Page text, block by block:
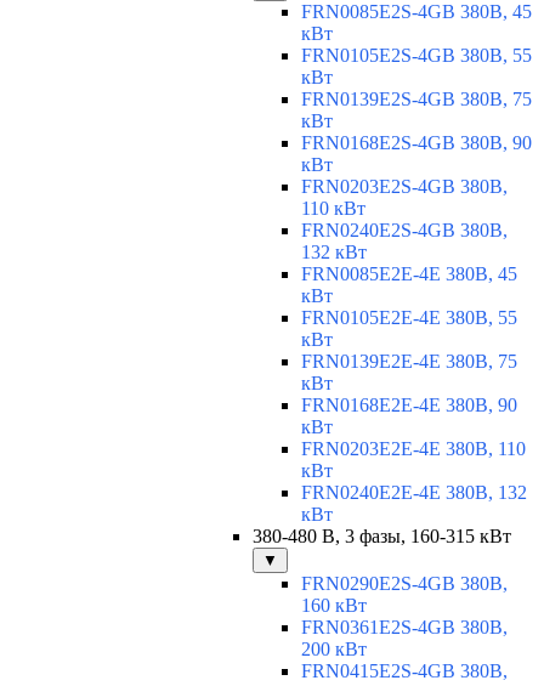
FRN0085E2S-4GB 380В, 45
кВт
FRN0105E2S-4GB 380В, 55
кВт
FRN0139E2S-4GB 380В, 75
кВт
FRN0168E2S-4GB 380В, 90
кВт
FRN0203E2S-4GB 380В,
110 кВт
FRN0240E2S-4GB 380В,
132 кВт
FRN0085E2E-4E 380В, 45
кВт
FRN0105E2E-4E 380В, 55
кВт
FRN0139E2E-4E 380В, 75
кВт
FRN0168E2E-4E 380В, 90
кВт
FRN0203E2E-4E 380В, 110
кВт
FRN0240E2E-4E 380В, 132
кВт
380-480 В, 3 фазы, 160-315 кВт
▼
FRN0290E2S-4GB 380В,
160 кВт
FRN0361E2S-4GB 380В,
200 кВт
FRN0415E2S-4GB 380В,